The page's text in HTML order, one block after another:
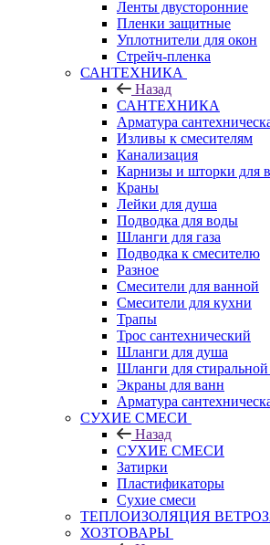
Ленты двусторонние
Пленки защитные
Уплотнители для окон
Стрейч-пленка
САНТЕХНИКА
Назад
САНТЕХНИКА
Арматура
Изливы к смесителям
Канализация
Карнизы и шторки для
Краны
Лейки для душа
Подводка для воды
Шланги для газа
Подводка к смесителю
Разное
Смесители для ванной
Смесители для кухни
Трапы
Трос сантехнический
Шланги для душа
Шланги для
Экраны для ванн
Арматура
СУХИЕ СМЕСИ
Назад
СУХИЕ СМЕСИ
Затирки
Пластификаторы
Сухие смеси
ТЕПЛОИЗОЛЯЦИЯ
ХОЗТОВАРЫ